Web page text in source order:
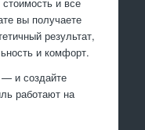
вы получаете
результат,
и комфорт.
— и создайте
работают на